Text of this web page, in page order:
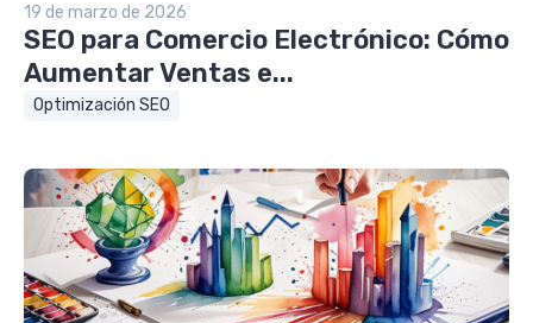
19 de marzo de 2026
SEO para Comercio Electrónico: Cómo
Aumentar Ventas e...
Optimización SEO